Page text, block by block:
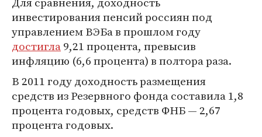
инвестирования пенсий россиян под
управлением ВЭБа в прошлом году
достигла9,21 процента, превысив
инфляцию (6,6 процента) в полтора раза.
В 2011 году доходность размещения
средств из Резервного фонда составила 1,8
процента годовых, средств ФНБ — 2,67
процента годовых.